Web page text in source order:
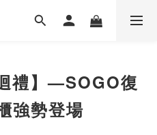
禮】—SOGO復
強勢登場